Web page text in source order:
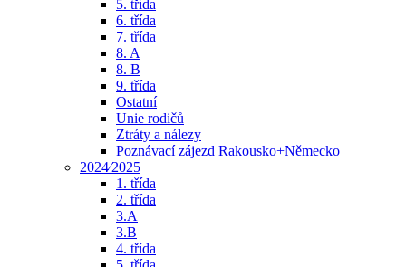
5. třída
6. třída
7. třída
8. A
8. B
9. třída
Ostatní
Unie rodičů
Ztráty a nálezy
Poznávací zájezd Rakousko+Německo
2024⁄2025
1. třída
2. třída
3.A
3.B
4. třída